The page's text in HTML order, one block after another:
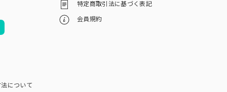
について
特定商取引法に基づく表記
会員規約